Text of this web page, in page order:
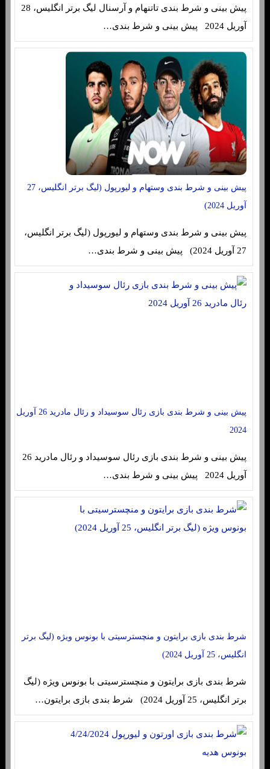
پیش بینی و شرط بندی تاتنهام و آرسنال لیگ برتر انگلیس، 28
آوریل 2024 پیش بینی و شرط بندی…
پیش بینی و شرط بندی وستهام و لیورپول (لیگ برتر انگلیس، 27
آوریل 2024)
پیش بینی و شرط بندی وستهام و لیورپول (لیگ برتر انگلیس،
27 آوریل 2024) پیش بینی و شرط بندی…
پیش بینی و شرط بندی بازی رئال سوسیداد و رئال مادرید 26 آوریل
2024
پیش بینی و شرط بندی بازی رئال سوسیداد و رئال مادرید 26
آوریل 2024 پیش بینی و شرط بندی…
شرط بندی بازی برایتون و منچسترسیتی با بونوس ویژه (لیگ برتر
انگلیس، 25 آوریل 2024)
شرط بندی بازی برایتون و منچسترسیتی با بونوس ویژه (لیگ
برتر انگلیس، 25 آوریل 2024) شرط بندی بازی برایتون…